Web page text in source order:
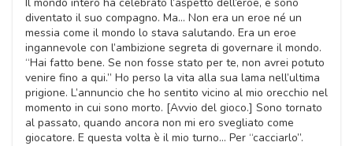
diventato il suo compagno. Ma... Non era un eroe né un
messia come il mondo lo stava salutando. Era un eroe
ingannevole con l’ambizione segreta di governare il mondo.
“Hai fatto bene. Se non fosse stato per te, non avrei potuto
venire fino a qui.” Ho perso la vita alla sua lama nell’ultima
prigione. L’annuncio che ho sentito vicino al mio orecchio nel
momento in cui sono morto. [Avvio del gioco.] Sono tornato
al passato, quando ancora non mi ero svegliato come
giocatore. E questa volta è il mio turno... Per “cacciarlo”.